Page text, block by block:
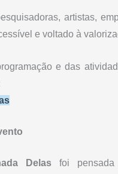
artistas,
e voltado à
e das
Delas foi pensada